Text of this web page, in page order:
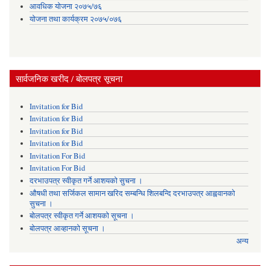
आवधिक योजना २०७५/७६
योजना तथा कार्यक्रम २०७५/०७६
सार्वजनिक खरीद / बोलपत्र सूचना
Invitation for Bid
Invitation for Bid
Invitation for Bid
Invitation for Bid
Invitation For Bid
Invitation For Bid
दरभाउपत्र स्वीकृत गर्ने आशयको सुचना ।
औषधी तथा सर्जिकल सामान खरिद सम्बन्धि शिलबन्दि दरभाउपत्र आह्ववानको
सुचना ।
बोलपत्र स्वीकृत गर्ने आशयको सूचना ।
बोलपत्र आव्हानको सूचना ।
अन्य